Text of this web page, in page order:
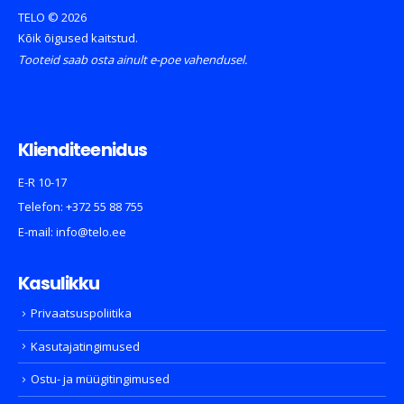
TELO © 2026
Kõik õigused kaitstud.
Tooteid saab osta ainult e-poe vahendusel.
Klienditeenidus
E-R 10-17
Telefon: +372 55 88 755
E-mail: info@telo.ee
Kasulikku
Privaatsuspoliitika
Kasutajatingimused
Ostu- ja müügitingimused